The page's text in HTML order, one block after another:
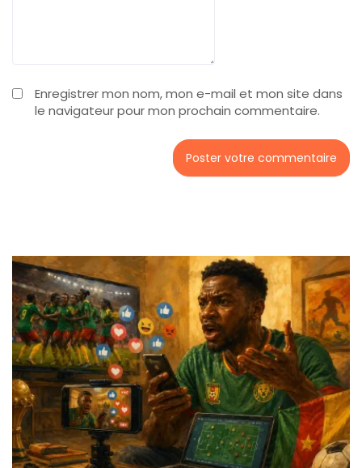
Enregistrer mon nom, mon e-mail et mon site dans
le navigateur pour mon prochain commentaire.